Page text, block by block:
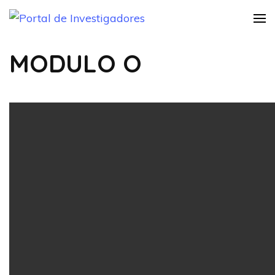
Saltar
(presiona
MODULO O